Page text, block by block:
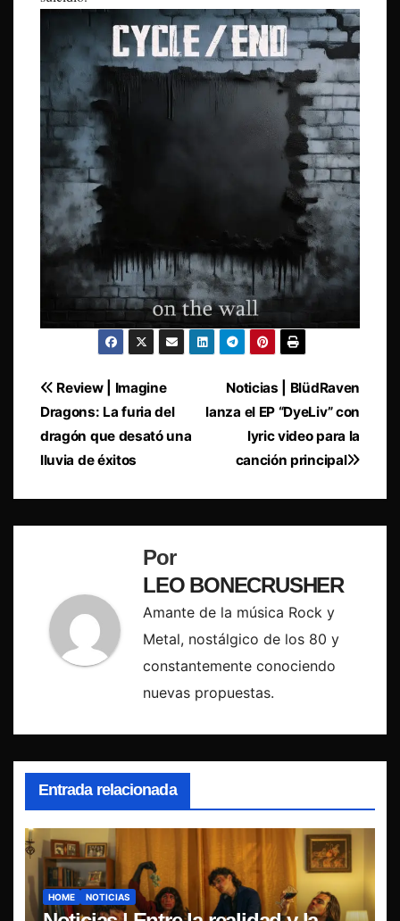
Navegación
de
entradas
Noticias | BlüdRaven
lanza el EP “DyeLiv” con
lyric video para la
canción principal
Review | Imagine
Dragons: La furia del
dragón que desató una
lluvia de éxitos
Por
LEO BONECRUSHER
Amante de la música Rock y
Metal, nostálgico de los 80 y
constantemente conociendo
nuevas propuestas.
Entrada relacionada
HOME NOTICIAS